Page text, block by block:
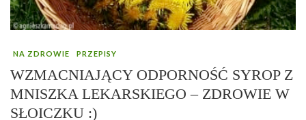
NA ZDROWIE PRZEPISY
WZMACNIAJĄCY ODPORNOŚĆ SYROP Z
MNISZKA LEKARSKIEGO – ZDROWIE W
SŁOICZKU :)